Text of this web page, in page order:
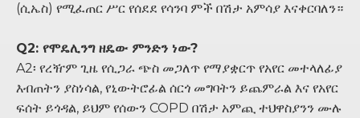
(ሲኤስ) የሚፈጠር ሥር የሰደደ የሳንባ ምች በሽታ አምሳያ እናቀርባለን።
Q2: የሞዴሊንግ ዘዴው ምንድን ነው?
A2፡ የረዥም ጊዜ የሲጋራ ጭስ መጋለጥ የማያቋርጥ የአየር መተላለፊያ
እብጠትን ያስነሳል, የኒውትሮፊል ሰርጎ መግባትን ይጨምራል እና የአየር
ፍሰት ይጎዳል, ይህም የሰውን COPD በሽታ አምጪ ተህዋስያንን ሙሉ